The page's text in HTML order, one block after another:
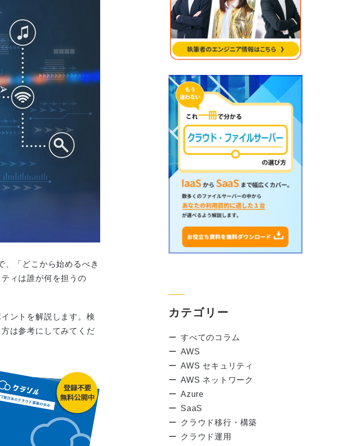
、「どこから始めるべき
ィは誰が何を担うの
ントを解説します。検
は参考にしてみてくだ
カテゴリー
すべてのコラム
AWS
AWS セキュリティ
AWS ネットワーク
Azure
SaaS
クラウド移行・構築
クラウド運用